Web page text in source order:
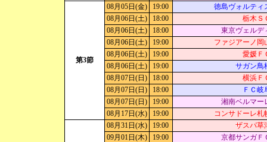
第3節
08月05日(金) 19:00
徳島ヴォルティ
08月06日(土)
18:00
栃木Ｓ
08月06日(土)
18:00
東京ヴェルデ
08月06日(土)
19:00
ファジアーノ岡
08月06日(土)
19:00
愛媛Ｆ
08月06日(土)
19:00
サガン鳥
08月07日(日)
18:00
横浜Ｆ
08月07日(日)
18:00
ＦＣ岐
08月07日(日)
19:00
湘南ベルマー
08月17日(水)
19:00 コンサドーレ札
08月31日(水) 19:00
ザスパ草
09月01日(木)
19:00
京都サンガＦ